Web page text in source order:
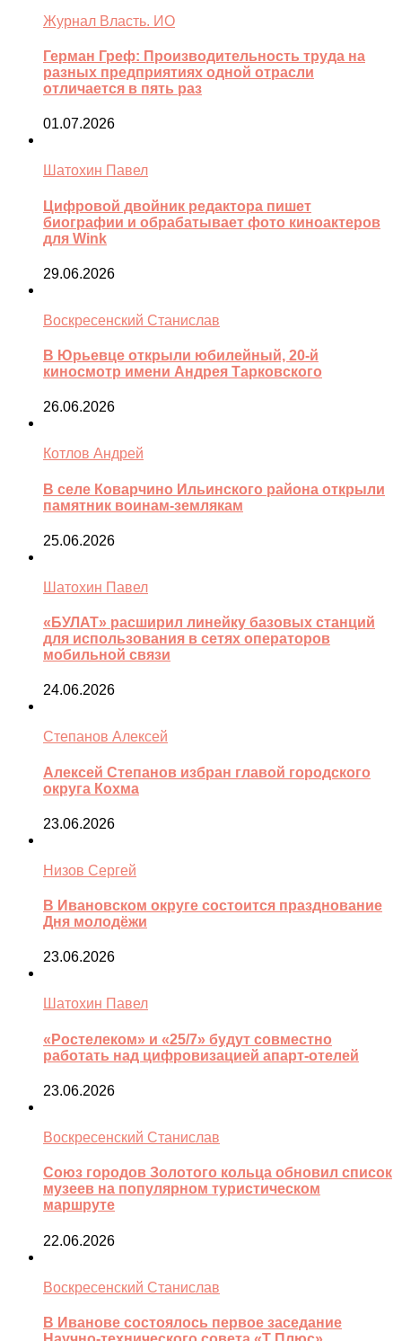
Журнал Власть. ИО
Герман Греф: Производительность труда на
разных предприятиях одной отрасли
отличается в пять раз
01.07.2026
Шатохин Павел
Цифровой двойник редактора пишет
биографии и обрабатывает фото киноактеров
для Wink
29.06.2026
Воскресенский Станислав
В Юрьевце открыли юбилейный, 20-й
киносмотр имени Андрея Тарковского
26.06.2026
Котлов Андрей
В селе Коварчино Ильинского района открыли
памятник воинам-землякам
25.06.2026
Шатохин Павел
«БУЛАТ» расширил линейку базовых станций
для использования в сетях операторов
мобильной связи
24.06.2026
Степанов Алексей
Алексей Степанов избран главой городского
округа Кохма
23.06.2026
Низов Сергей
В Ивановском округе состоится празднование
Дня молодёжи
23.06.2026
Шатохин Павел
«Ростелеком» и «25/7» будут совместно
работать над цифровизацией апарт-отелей
23.06.2026
Воскресенский Станислав
Союз городов Золотого кольца обновил список
музеев на популярном туристическом
маршруте
22.06.2026
Воскресенский Станислав
В Иванове состоялось первое заседание